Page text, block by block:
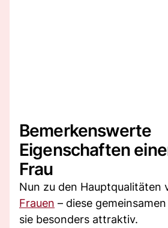
Bemerkenswerte
Eigenschaften
Frau
Nun zu den Hauptqualitäten
Frauen – diese
sie besonders attraktiv.